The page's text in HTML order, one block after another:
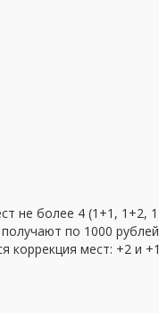
не более 4 (1+1,
по 1000
коррекция мест: +2 и